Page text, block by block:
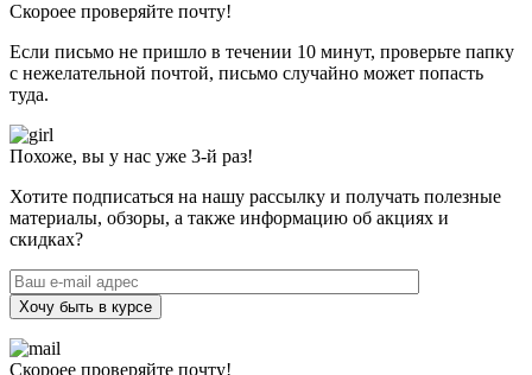
Скороее проверяйте почту!
Если письмо не пришло в течении 10 минут, проверьте папку
с нежелательной почтой, письмо случайно может попасть
туда.
Похоже, вы у нас уже 3-й раз!
Хотите подписаться на нашу рассылку и получать полезные
материалы, обзоры, а также информацию об акциях и
скидках?
Хочу быть в курсе
Скороее проверяйте почту!